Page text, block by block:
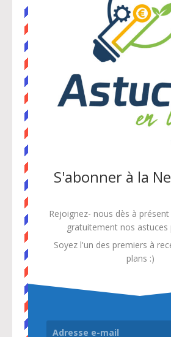
S'abonner à la
Rejoignez- nous dès à
gratuitement nos astuces
Soyez l'un des premiers à
plans :)